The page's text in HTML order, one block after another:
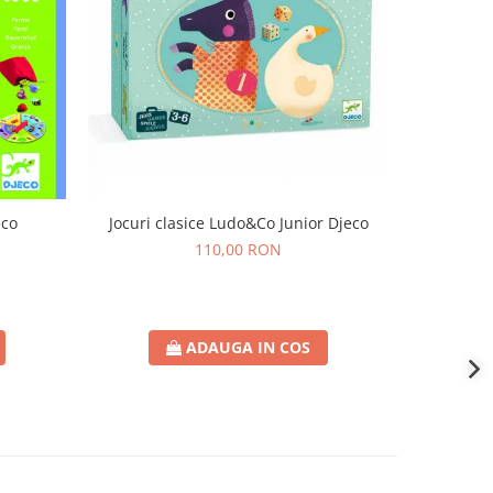
Jocuri clasice Ludo&Co Junior Djeco
110,00 RON
ADAUGA IN COS